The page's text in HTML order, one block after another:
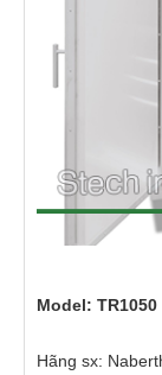
Model: TR1050
Hãng sx: